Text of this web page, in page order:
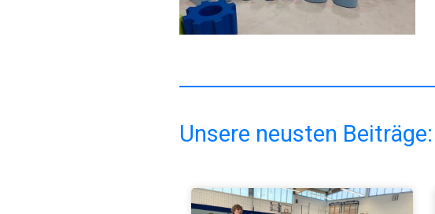
Unsere neusten Beiträge: